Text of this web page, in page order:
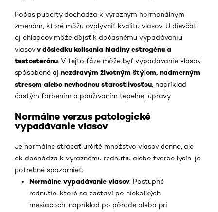
Počas puberty dochádza k výrazným hormonálnym
zmenám, ktoré môžu ovplyvniť kvalitu vlasov. U dievčat
aj chlapcov môže dôjsť k dočasnému vypadávaniu
vlasovv dôsledku kolísania hladiny estrogénu a
testosterónu. V tejto fáze môže byť vypadávanie vlasov
spôsobené aj nezdravým životným štýlom, nadmerným
stresom alebo nevhodnou starostlivosťou , napríklad
častým farbením a používaním tepelnej úpravy.
Normálne verzus patologické
vypadávanie vlasov
Je normálne strácať určité množstvo vlasov denne, ale
ak dochádza k výraznému rednutiu alebo tvorbe lysín, je
potrebné spozornieť.
Normálne vypadávanie vlasov: Postupné
rednutie, ktoré sa zastaví po niekoľkých
mesiacoch, napríklad po pôrode alebo pri